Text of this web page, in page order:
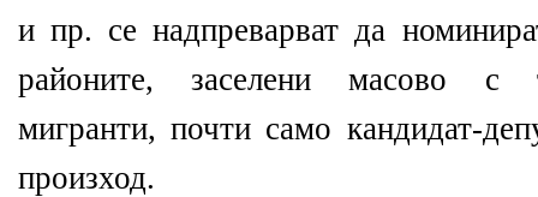
и пр. се надпреварват да
районите, заселени масово с
мигранти, почти само кандидат-
произход.